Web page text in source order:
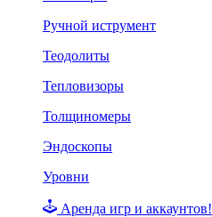
Ручной иструмент
Теодолиты
Тепловизоры
Толщиномеры
Эндоскопы
Уровни
Аренда игр и аккаунтов!